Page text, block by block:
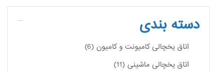
دسته بندی
اتاق یخچالی کامیونت و کامیون (6)
اتاق یخچالی ماشینی (11)